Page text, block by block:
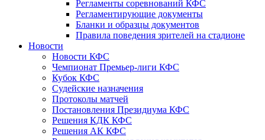
Регламенты соревнований КФС
Регламентирующие документы
Бланки и образцы документов
Правила поведения зрителей на стадионе
Новости
Новости КФС
Чемпионат Премьер-лиги КФС
Кубок КФС
Судейские назначения
Протоколы матчей
Постановления Президиума КФС
Решения КДК КФС
Решения АК КФС